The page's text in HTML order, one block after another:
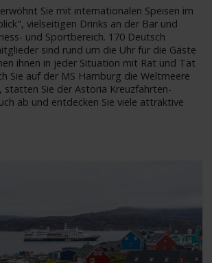
Sie mit internationalen Speisen im
vielseitigen Drinks an der Bar und
und Sportbereich. 170 Deutsch
sind rund um die Uhr für die Gäste
ihnen in jeder Situation mit Rat und Tat
Sie auf der MS Hamburg die Weltmeere
statten Sie der Astoria Kreuzfahrten-
ab und entdecken Sie viele attraktive